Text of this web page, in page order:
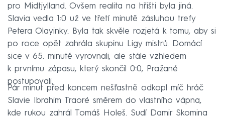
pro Midtjylland. Ovšem realita na hřišti byla jiná.
Slavia vedla 1:0 už ve třetí minutě zásluhou trefy
Petera Olayinky. Byla tak skvěle rozjetá k tomu, aby si
po roce opět zahrála skupinu Ligy mistrů. Domácí
sice v 65. minutě vyrovnali, ale stále vzhledem
k prvnímu zápasu, který skončil 0:0, Pražané
postupovali.
Pár minut před koncem nešťastně odkopl míč hráč
Slavie Ibrahim Traoré směrem do vlastního vápna,
kde rukou zahrál Tomáš Holeš. Sudí Damir Skomina